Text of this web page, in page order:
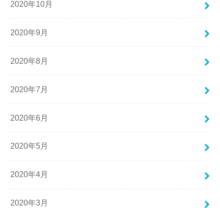
2020年10月
2020年9月
2020年8月
2020年7月
2020年6月
2020年5月
2020年4月
2020年3月